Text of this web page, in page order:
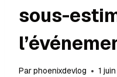
sous-
Parphoenixdevlog 1